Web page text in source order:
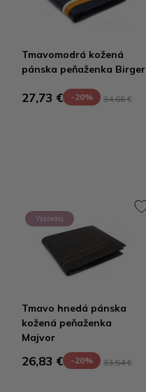
Tmavomodrá kožená
pánska peňaženka Birger
27,73 € -20% 34,66 €
Výpredaj
Tmavo hnedá pánska
kožená peňaženka
Majvor
26,83 € -20% 33,54 €